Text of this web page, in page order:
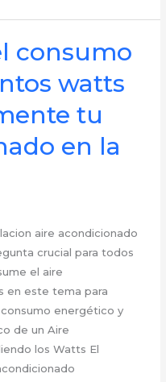
consumo
watts
tu
en la
aire acondicionado
crucial para todos
el aire
en este tema para
energético y
de un Aire
los Watts El